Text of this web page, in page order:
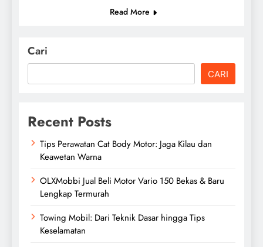
Read More
Cari
CARI
Recent Posts
Tips Perawatan Cat Body Motor: Jaga Kilau dan
Keawetan Warna
OLXMobbi Jual Beli Motor Vario 150 Bekas & Baru
Lengkap Termurah
Towing Mobil: Dari Teknik Dasar hingga Tips
Keselamatan